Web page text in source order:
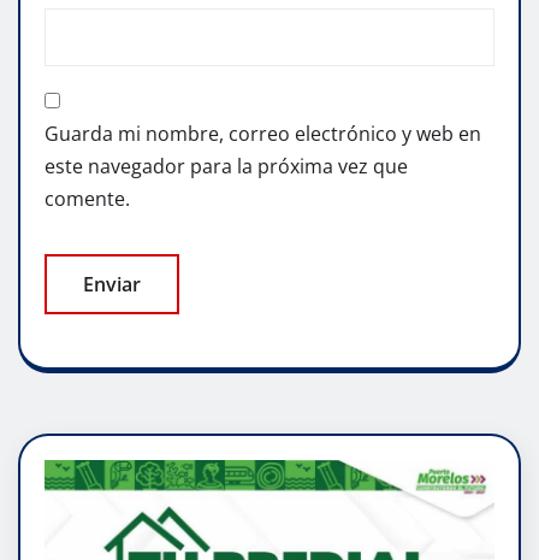
Guarda mi nombre, correo electrónico y web en
este navegador para la próxima vez que
comente.